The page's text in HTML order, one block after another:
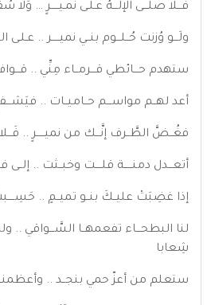
فَـــلا صلَّـــى الإلـــهُ عـلـى نمـيـــــرٍ
ولَـــو وُزنت حُــلـــوم بنــي نميـــــر ..
ستهدم حـــائطي قـــرمــاء مِنِّي ..
أعد لهــم مواســـم حــاميــات ..
فغُــضَّ الطَّــرف إنَّـــك من نميـــــرٍ ..
أتعـــدل دمنـــــة قلــــت وخبــثت ..
إذا غضِبَتْ عليــكَ بنــو تميــمٍ ..
لنا البطحـــاء تفعمهــا السَّـــواقي
شِعابا
ستعلم من أعزّ حمي بنجــد ..